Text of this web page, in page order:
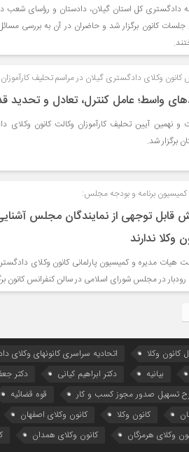
دادگستری کل استان گیلان، دادستان و رؤسای شعب
جلسات کانون برگزار شد و حاضران در آن به بررسی
کانون وکلای دادگستری گیلان در مراسم تحلیف کارآموزان
واسط؛ عامل کنترل، تعادل و تحدید
برگزار شد.
برنامه و بودجه مجلس:
قابل توجهی از نمایندگان مجلس
وکلا ندارند
مدیره و کمیسیون پارلمانی کانون وکلای
در مجلس شورای اسلامی در سالن کنفرانس کانون
کانون وکلا اتحادیه سراسری کانونهای وکلای
بیانیه دکتر ابراهیم کیانی دکتر
تسهیل صدور مجوز کسب و کار قوه قضائیه
کانون وکلا کانون وکلای اصفهان
وکلای هرمزگان کانون وکلای همدان